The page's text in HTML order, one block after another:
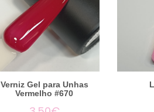
Verniz Gel para Unhas
Vermelho #670